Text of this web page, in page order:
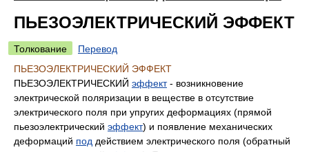
ПЬЕЗОЭЛЕКТРИЧЕСКИЙ ЭФФЕКТ
Толкование
Перевод
ПЬЕЗОЭЛЕКТРИЧЕСКИЙ ЭФФЕКТ
ПЬЕЗОЭЛЕКТРИЧЕСКИЙ эффект- возникновение
электрической поляризации в веществе в отсутствие
электрического поля при упругих деформациях (прямой
пьезоэлектрический эффект) и появление механических
деформаций под действием электрического поля (обратный